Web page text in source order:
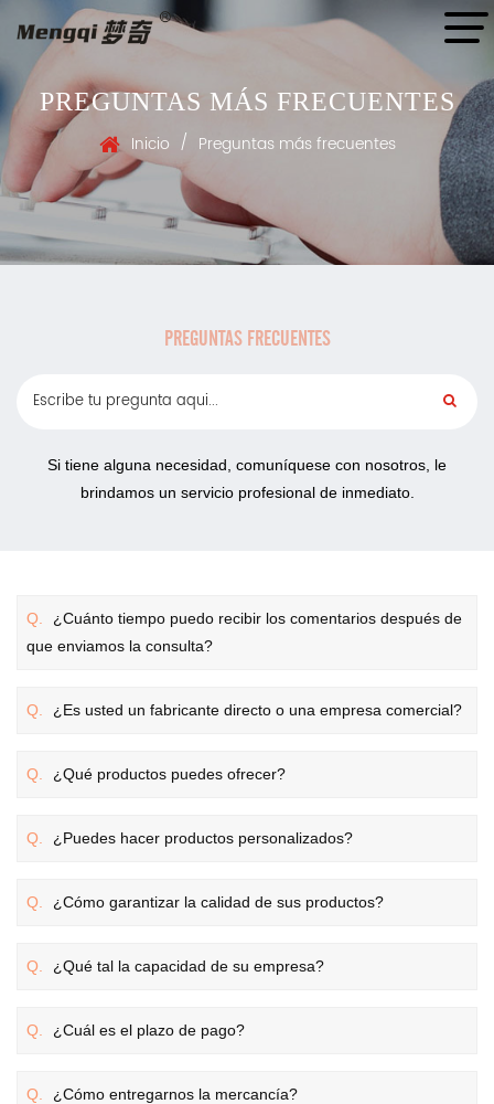
PREGUNTAS MÁS FRECUENTES
Inicio / Preguntas más frecuentes
PREGUNTAS FRECUENTES
Si tiene alguna necesidad, comuníquese con nosotros, le
brindamos un servicio profesional de inmediato.
Q.
¿Cuánto tiempo puedo recibir los comentarios después de
que enviamos la consulta?
Q. ¿Es usted un fabricante directo o una empresa comercial?
Q. ¿Qué productos puedes ofrecer?
Q. ¿Puedes hacer productos personalizados?
Q. ¿Cómo garantizar la calidad de sus productos?
Q. ¿Qué tal la capacidad de su empresa?
Q. ¿Cuál es el plazo de pago?
Q. ¿Cómo entregarnos la mercancía?